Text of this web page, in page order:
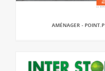
AMÉNAGER - POINT.P